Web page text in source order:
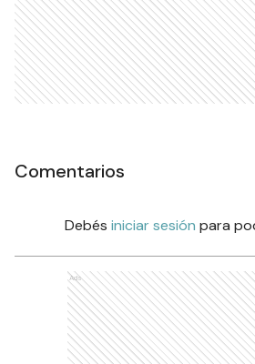
Comentarios
Debés iniciar sesión para
Ads